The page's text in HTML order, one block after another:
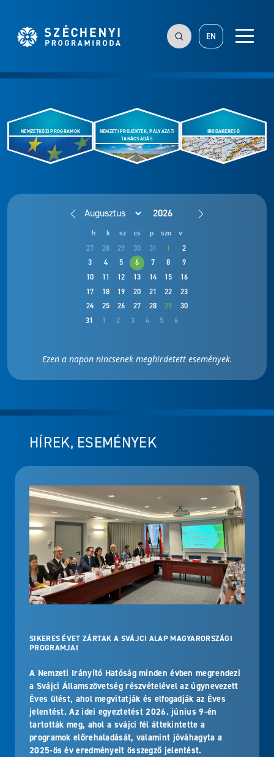
EN
NEMZETKÖZI PROGRAMOK
NEMZETI PROJEKTEK, PÁLYÁZATI
TANÁCSADÁS
IRODAKERESŐ
h k sz cs p szo
v
27
28 29 30 31 1
2
3
4 5 6 7 8
9
10
11 12 13 14 15
16
17
18 19 20 21 22
23
24
25 26 27 28 29
30
31
1 2 3 4 5 6
Ezen a napon nincsenek meghirdetett események.
HÍREK, ESEMÉNYEK
SIKERES ÉVET ZÁRTAK A SVÁJCI ALAP MAGYARORSZÁGI
PROGRAMJAI
A Nemzeti Irányító Hatóság minden évben megrendezi
a Svájci Államszövetség részvételével az úgynevezett
Éves ülést, ahol megvitatják és elfogadják az Éves
jelentést. Az idei egyeztetést 2026. június 9-én
tartották meg, ahol a svájci fél áttekintette a
programok előrehaladását, valamint jóváhagyta a
2025-ös év eredményeit összegző jelentést.